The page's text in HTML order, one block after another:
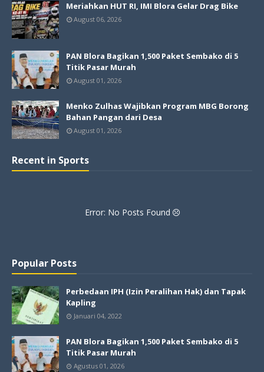
Meriahkan HUT RI, IMI Blora Gelar Drag Bike
August 06, 2026
PAN Blora Bagikan 1,500 Paket Sembako di 5
Titik Pasar Murah
August 01, 2026
Menko Zulhas Wajibkan Program MBG Borong
Bahan Pangan dari Desa
August 01, 2026
Recent in Sports
Error: No Posts Found
Popular Posts
Perbedaan IPH (Izin Peralihan Hak) dan Tapak
Kapling
Januari 04, 2022
PAN Blora Bagikan 1,500 Paket Sembako di 5
Titik Pasar Murah
Agustus 01, 2026